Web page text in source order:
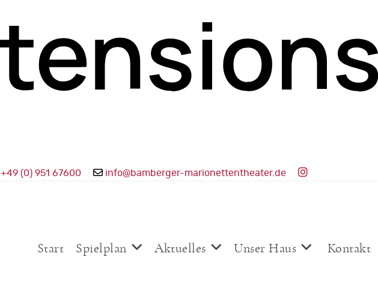
+49 (0) 951 67600 info@bamberger-marionettentheater.de
Start Spielplan Aktuelles Unser Haus Kontakt